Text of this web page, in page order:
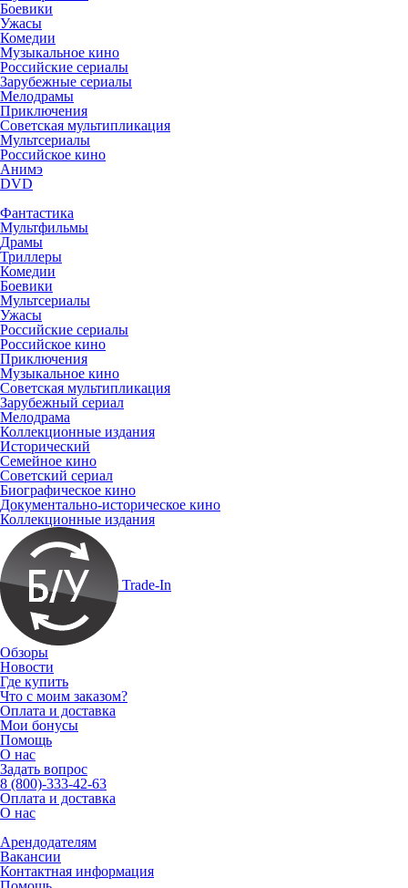
Боевики
Ужасы
Комедии
Музыкальное кино
Российские сериалы
Зарубежные сериалы
Мелодрамы
Приключения
Советская мультипликация
Мультсериалы
Российское кино
Анимэ
DVD
Фантастика
Мультфильмы
Драмы
Триллеры
Комедии
Боевики
Мультсериалы
Ужасы
Российские сериалы
Российское кино
Приключения
Музыкальное кино
Советская мультипликация
Зарубежный сериал
Мелодрама
Коллекционные издания
Исторический
Семейное кино
Советский сериал
Биографическое кино
Документально-историческое кино
Коллекционные издания
Trade-In
Обзоры
Новости
Где купить
Что с моим заказом?
Оплата и доставка
Мои бонусы
Помощь
О нас
Задать вопрос
8 (800)-333-42-63
Оплата и доставка
О нас
Арендодателям
Вакансии
Контактная информация